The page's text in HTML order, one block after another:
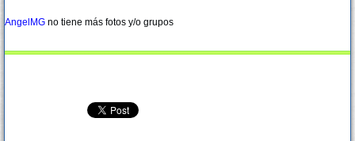
AngelMG no tiene más fotos y/o grupos